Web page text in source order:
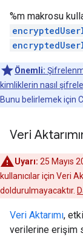
%m makrosu
Önemli:
kimliklerin nasıl
Bunu belirlemek için
Veri
Uyarı: 25 Mayıs
kullanıcılar için Veri
doldurulmayacaktır.
Veri Aktarımı,
verilerine erişim